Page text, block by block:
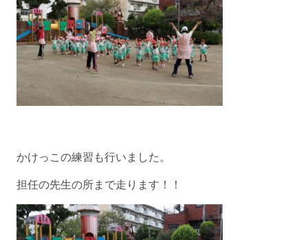
かけっこの練習も行いました。
担任の先生の所まで走ります！！